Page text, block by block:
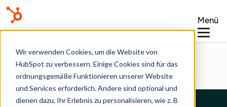
Wir verwenden Cookies, um die Website von
HubSpot zu verbessern. Einige Cookies sind für das
ordnungsgemäße Funktionieren unserer Website
und Services erforderlich. Andere sind optional und
dienen dazu, Ihr Erlebnis zu personalisieren, wie z. B
Menü
Hilfe-Center